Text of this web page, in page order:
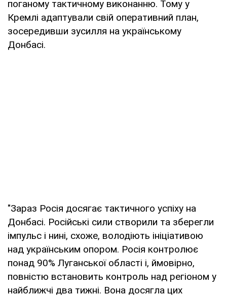
поганому тактичному виконанню. Тому у
Кремлі адаптували свій оперативний план,
зосередивши зусилля на українському
Донбасі.
"Зараз Росія досягає тактичного успіху на
Донбасі. Російські сили створили та зберегли
імпульс і нині, схоже, володіють ініціативою
над українським опором. Росія контролює
понад 90% Луганської області і, ймовірно,
повністю встановить контроль над регіоном у
найближчі два тижні. Вона досягла цих